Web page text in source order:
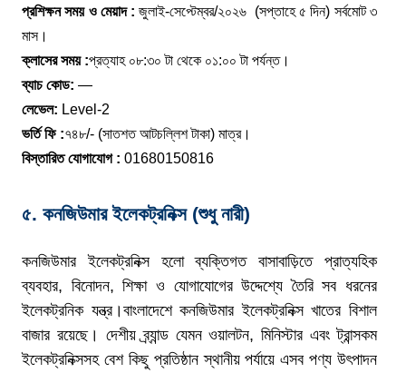
প্রশিক্ষন সময় ও মেয়াদ : জুলাই-সেপ্টেম্বর/২০২৬ (সপ্তাহে ৫ দিন) সর্বমোট ৩
মাস।
ক্লাসের সময় :প্রত্যাহ ০৮:৩০ টা থেকে ০১:০০ টা পর্যন্ত।
ব্যাচ কোড: —
লেভেল: Level-2
ভর্তি ফি :৭৪৮/- (সাতশত আটচল্লিশ টাকা) মাত্র।
বিস্তারিত যোগাযোগ : 01680150816
৫. কনজিউমার ইলেকট্রনিক্স (শুধু নারী)
কনজিউমার ইলেকট্রনিক্স হলো ব্যক্তিগত বাসাবাড়িতে প্রাত্যহিক
ব্যবহার, বিনোদন, শিক্ষা ও যোগাযোগের উদ্দেশ্যে তৈরি সব ধরনের
ইলেকট্রনিক যন্ত্র।বাংলাদেশে কনজিউমার ইলেকট্রনিক্স খাতের বিশাল
বাজার রয়েছে। দেশীয় ব্র্যান্ড যেমন ওয়ালটন, মিনিস্টার এবং ট্রান্সকম
ইলেকট্রনিক্সসহ বেশ কিছু প্রতিষ্ঠান স্থানীয় পর্যায়ে এসব পণ্য উৎপাদন